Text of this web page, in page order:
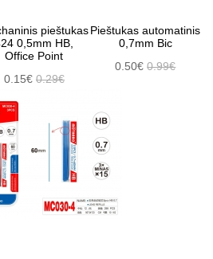
pieštukas
0,5mm HB,
Office Point
0.15€ 0.29€
Pieštukas automatinis
0,7mm Bic
0.50€0.99€